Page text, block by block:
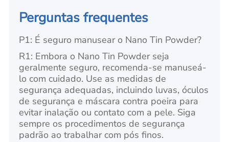
Perguntas frequentes
P1: É seguro manusear o Nano Tin Powder?
R1: Embora o Nano Tin Powder seja
geralmente seguro, recomenda-se manuseá-
lo com cuidado. Use as medidas de
segurança adequadas, incluindo luvas, óculos
de segurança e máscara contra poeira para
evitar inalação ou contato com a pele. Siga
sempre os procedimentos de segurança
padrão ao trabalhar com pós finos.